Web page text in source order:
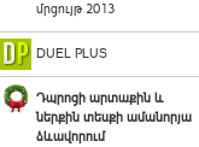
մրցույթ 2013
DUEL PLUS
Դպրոցի արտաքին և
ներքին տեսքի ամանորյա
ձևավորում